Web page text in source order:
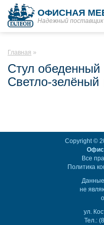
ОФИСНАЯ
Надежный поставщик
Главная
Стул обеденный
Светло-зелёный
Copyright ©
Все
Политика
не
ул.
Тел.: